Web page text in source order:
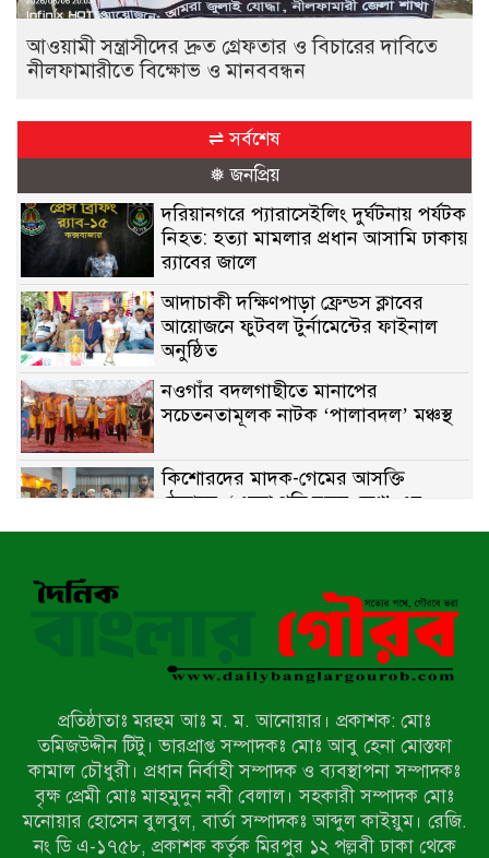
আওয়ামী সন্ত্রাসীদের দ্রুত গ্রেফতার ও বিচারের দাবিতে
নীলফামারীতে বিক্ষোভ ও মানববন্ধন
⇌ সর্বশেষ
❅ জনপ্রিয়
দরিয়ানগরে প্যারাসেইলিং দুর্ঘটনায় পর্যটক
নিহত: হত্যা মামলার প্রধান আসামি ঢাকায়
র‌্যাবের জালে
আদাচাকী দক্ষিণপাড়া ফ্রেন্ডস ক্লাবের
আয়োজনে ফুটবল টুর্নামেন্টের ফাইনাল
অনুষ্ঠিত
নওগাঁর বদলগাছীতে মানাপের
সচেতনতামূলক নাটক ‘পালাবদল’ মঞ্চস্থ
কিশোরদের মাদক-গেমের আসক্তি
ঠেকাতে, ‘এসো গড়ি নতুন দেশ’-এর
ফুটবল বিতরণ
নন্দীগ্রামে সরকারি খাস জমির রাস্তা দখল,
চলাচলে চরম দুর্ভোগ; ইউএনওর হস্তক্ষেপ
নাটোরের পাটুলে পানিতে ডুবে নন্দীগ্রামের
স্কুলছাত্রের মর্মান্তিক মৃত্যু
সেনাবাহিনীর চাকরি হারিয়ে ভুয়া ডিবি
প্রতিষ্ঠাতাঃ মরহুম আঃ ম. ম. আনোয়ার। প্রকাশক: মোঃ
তমিজউদ্দীন টিটু। ভারপ্রাপ্ত সম্পাদকঃ মোঃ আবু হেনা মোস্তফা
কামাল চৌধুরী। প্রধান নির্বাহী সম্পাদক ও ব্যবস্থাপনা সম্পাদকঃ
বৃক্ষ প্রেমী মোঃ মাহমুদুন নবী বেলাল। সহকারী সম্পাদক মোঃ
মনোয়ার হোসেন বুলবুল, বার্তা সম্পাদকঃ আব্দুল কাইয়ুম। রেজি.
নং ডি এ-১৭৫৮, প্রকাশক কর্তৃক মিরপুর ১২ পল্লবী ঢাকা থেকে